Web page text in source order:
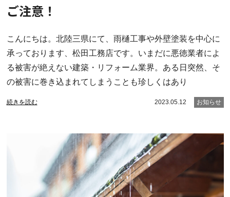
ご注意！
こんにちは。北陸三県にて、雨樋工事や外壁塗装を中心に
承っております、松田工務店です。いまだに悪徳業者によ
る被害が絶えない建築・リフォーム業界。ある日突然、そ
の被害に巻き込まれてしまうことも珍しくはあり
続きを読む 2023.05.12 お知らせ